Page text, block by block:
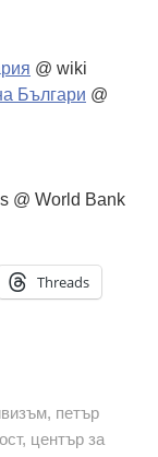
@ wiki
Българи @
@ World Bank
Threads
, петър
, център за